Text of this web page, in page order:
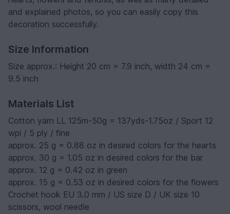
and explained photos, so you can easily copy this
decoration successfully.
Size Information
Size approx.: Height 20 cm = 7.9 inch, width 24 cm =
9.5 inch
Materials List
Cotton yarn LL 125m-50g = 137yds-1.75oz / Sport 12
wpi / 5 ply / fine
approx. 25 g = 0.88 oz in desired colors for the hearts
approx. 30 g = 1.05 oz in desired colors for the bar
approx. 12 g = 0.42 oz in green
approx. 15 g = 0.53 oz in desired colors for the flowers
Crochet hook EU 3.0 mm / US size D / UK size 10
scissors, wool needle